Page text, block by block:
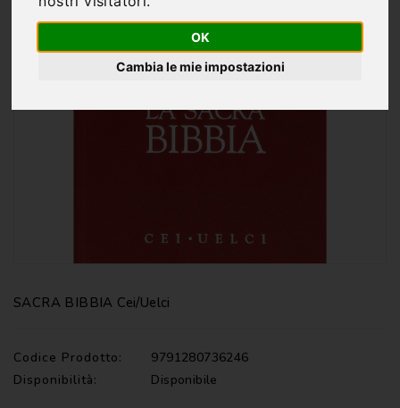
OK
Cambia le mie impostazioni
PREGHIERE
SCRITTURA
SACRA BIBBIA Cei/uelci
Codice Prodotto:
9791280736246
Disponibilità:
Disponibile